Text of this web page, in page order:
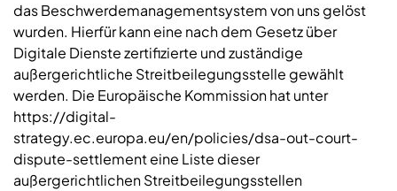
das Beschwerdemanagementsystem von uns gelöst
wurden. Hierfür kann eine nach dem Gesetz über
Digitale Dienste zertifizierte und zuständige
außergerichtliche Streitbeilegungsstelle gewählt
werden. Die Europäische Kommission hat unter
https://digital-
strategy.ec.europa.eu/en/policies/dsa-out-court-
dispute-settlement eine Liste dieser
außergerichtlichen Streitbeilegungsstellen